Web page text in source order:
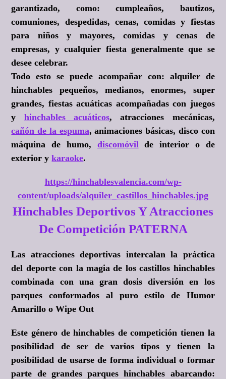
garantizado, como: cumpleaños, bautizos,
comuniones, despedidas, cenas, comidas y fiestas
para niños y mayores, comidas y cenas de
empresas, y cualquier fiesta generalmente que se
desee celebrar.
Todo esto se puede acompañar con: alquiler de
hinchables pequeños, medianos, enormes, super
grandes, fiestas acuáticas acompañadas con juegos
y hinchables acuáticos, atracciones mecánicas,
cañón de la espuma, animaciones básicas, disco con
máquina de humo, discomóvil de interior o de
exterior ykaraoke.
https://hinchablesvalencia.com/wp-
content/uploads/alquiler_castillos_hinchables.jpg
Hinchables Deportivos Y Atracciones
De Competición PATERNA
Las atracciones deportivas intercalan la práctica
del deporte con la magia de los castillos hinchables
combinada con una gran dosis diversión en los
parques conformados al puro estilo de Humor
Amarillo o Wipe Out
Este género de hinchables de competición tienen la
posibilidad de ser de varios tipos y tienen la
posibilidad de usarse de forma individual o formar
parte de grandes parques hinchables abarcando: